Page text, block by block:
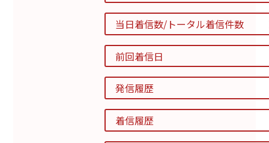
当日着信数/トータル着信件数
前回着信日
発信履歴
着信履歴